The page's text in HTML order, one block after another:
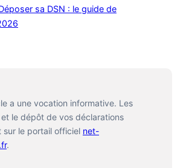
sa DSN : le guide de
a une vocation informative. Les
le dépôt de vos déclarations
sur le portail officiel net-
.